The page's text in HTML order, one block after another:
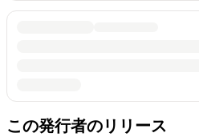
この発行者のリリース